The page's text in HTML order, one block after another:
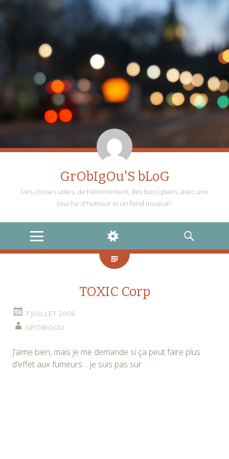
GrObIgOu'S bLoG
Des choses utiles, de l'étonnement, des bons plans, avec une
touche d'humour et un fond musical !
MENU
WIDGETS
RECHERCHE
TOXIC Corp
7 JUILLET 2006
GROBIGOU
J’aime bien, mais je me demande si ça peut faire plus
d’effet aux fumeurs… je suis pas sur.